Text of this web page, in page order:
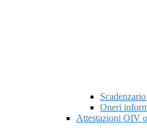
Oneri
Attestazioni OIV